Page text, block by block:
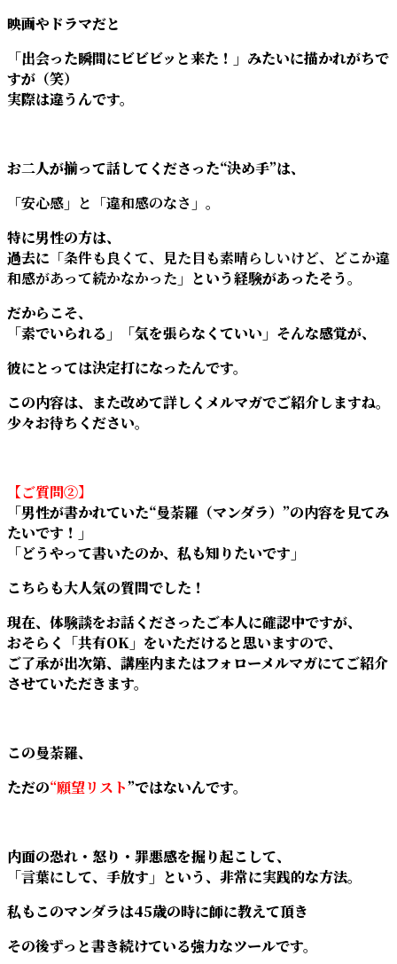
映画やドラマだと
「出会った瞬間にビビビッと来た！」みたいに描かれがちで
すが（笑）
実際は違うんです。
お二人が揃って話してくださった“決め手”は、
「安心感」と「違和感のなさ」。
特に男性の方は、
過去に 「条件も良くて、見た目も素晴らしいけど、どこか違
和感があって続かなかった」 という経験があったそう。
だからこそ、
「素でいられる」「気を張らなくていい」そんな感覚が、
彼にとっては決定打になったんです。
この内容は、また改めて詳しくメルマガでご紹介しますね。
少々お待ちください。
【ご質問②】
「男性が書かれていた“曼荼羅（マンダラ）”の内容を見てみ
たいです！」
「どうやって書いたのか、私も知りたいです」
こちらも大人気の質問でした！
現在、体験談をお話くださったご本人に確認中ですが、
おそらく「共有OK」をいただけると思いますので、
ご了承が出次第、講座内またはフォローメルマガにてご紹介
させていただきます。
この曼荼羅、
ただの“願望リスト”ではないんです。
内面の恐れ・怒り・罪悪感を掘り起こして、
「言葉にして、手放す」という、非常に実践的な方法。
私もこのマンダラは45歳の時に師に教えて頂き
その後ずっと書き続けている強力なツールです。